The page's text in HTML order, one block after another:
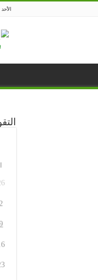
الأحد , 9 أغسطس
ا
2